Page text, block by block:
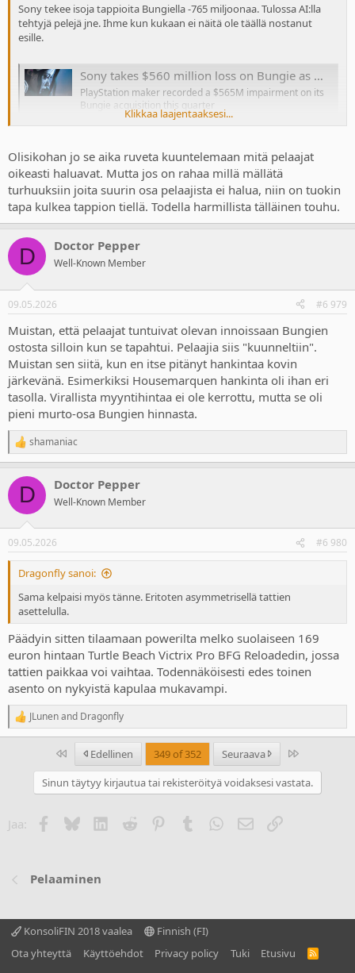
Sony tekee isoja tappioita Bungiella -765 miljoonaa. Tulossa AI:lla
tehtyjä pelejä jne. Ihme kun kukaan ei näitä ole täällä nostanut
esille.
Sony takes $560 million loss on Bungie as Marathon and Destiny 2 struggle
PlayStation maker recorded a $565M impairment on its
Bungie acquisition this quarter
www.polygon.com
Klikkaa laajentaaksesi...
Olisikohan jo se aika ruveta kuuntelemaan mitä pelaajat
oikeasti haluavat. Mutta jos on rahaa millä mällätä
turhuuksiin joita suurin osa pelaajista ei halua, niin on tuokin
tapa kulkea tappion tiellä. Todella harmillista tälläinen touhu.
D Doctor Pepper
Well-Known Member
09.05.2026 #6 979
Muistan, että pelaajat tuntuivat olevan innoissaan Bungien
ostosta silloin kun se tapahtui. Pelaajia siis "kuunneltiin".
Muistan sen siitä, kun en itse pitänyt hankintaa kovin
järkevänä. Esimerkiksi Housemarquen hankinta oli ihan eri
tasolla. Virallista myyntihintaa ei ole kerrottu, mutta se oli
pieni murto-osa Bungien hinnasta.
R
e
c
i
s
:
shamaniac
D Doctor Pepper
Well-Known Member
09.05.2026 #6 980
Dragonfly sanoi:
Sama kelpaisi myös tänne. Eritoten asymmetrisellä tattien
asettelulla.
Päädyin sitten tilaamaan powerilta melko suolaiseen 169
euron hintaan Turtle Beach Victrix Pro BFG Reloadedin, jossa
tattien paikkaa voi vaihtaa. Todennäköisesti edes toinen
asento on nykyistä kapulaa mukavampi.
R
e
s
JLunenand Dragonfly
Ensimmäinen
Edellinen 349 of 352 Seuraava Last
Sinun täytyy kirjautua tai rekisteröityä voidaksesi vastata.
Jaa: Facebook
BlueskyLinkedIn
Reddit PinterestTumblr WhatsApp
Sähköposti
Linkki
Pelaaminen
KonsoliFIN 2018 vaalea
Finnish (FI)
Ota yhteyttä
Käyttöehdot Privacy policy Tuki Etusivu
R